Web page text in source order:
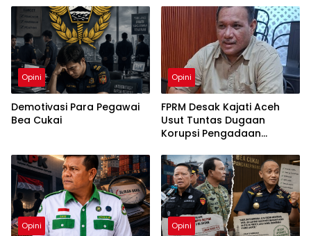
Opini
Demotivasi Para Pegawai
Bea Cukai
Opini
FPRM Desak Kajati Aceh
Usut Tuntas Dugaan
Korupsi Pengadaan
Langsa
Opini Opini